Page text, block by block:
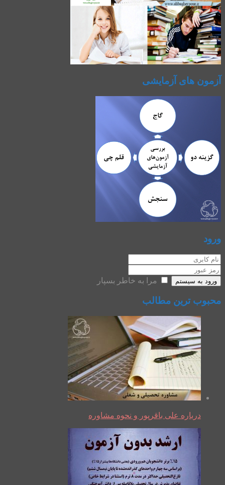
آزمون های آزمایشی
ورود
ورود به سیستم مرا به خاطر بسپار
محبوب ترین مطالب
درباره علی باقرپور و نحوه مشاوره